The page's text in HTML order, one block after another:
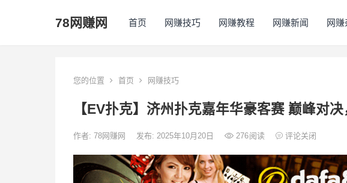
78网赚网 首页 网赚技巧 网赚教程 网赚新闻 网赚
您的位置 首页 网赚技巧
【EV扑克】济州扑克嘉年华豪客赛 巅峰对
作者: 78网赚网 发布: 2025年10月20日 276阅读 评论关闭